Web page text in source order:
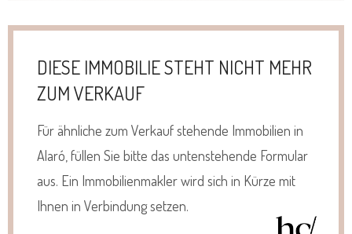
DIESE IMMOBILIE STEHT NICHT MEHR
ZUM VERKAUF
Für ähnliche zum Verkauf stehende Immobilien in
Alaró, füllen Sie bitte das untenstehende Formular
aus. Ein Immobilienmakler wird sich in Kürze mit
Ihnen in Verbindung setzen.